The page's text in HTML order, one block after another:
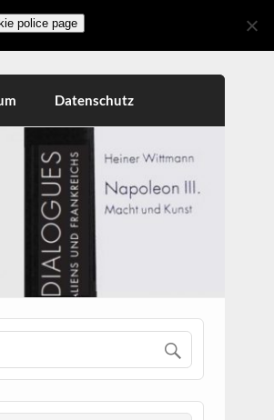
Datenschutz
police page